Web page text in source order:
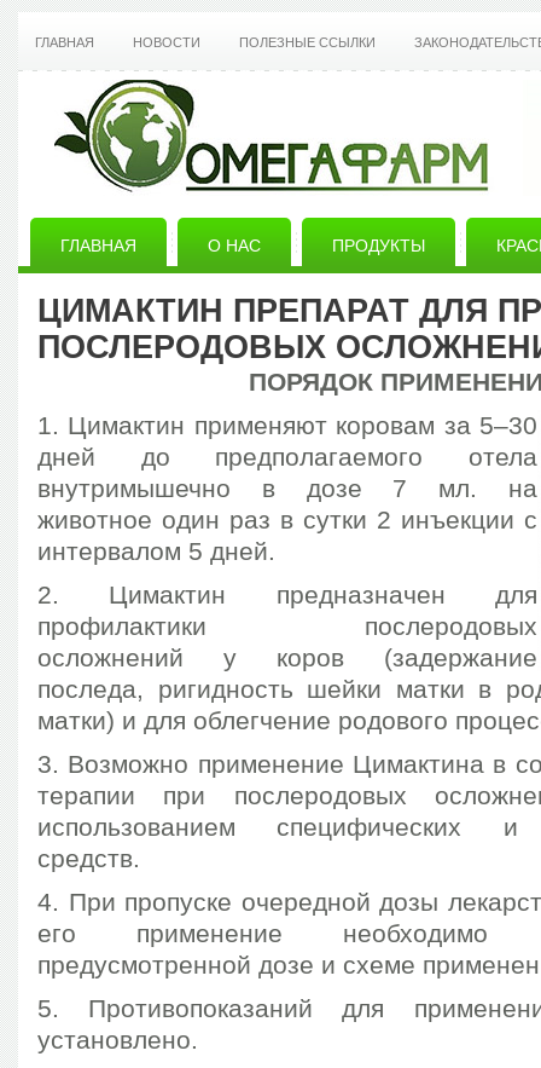
ГЛАВНАЯ НОВОСТИ ПОЛЕЗНЫЕ ССЫЛКИ
ГЛАВНАЯ О НАС ПРОДУКТЫ
РЕГИОНАЛЬНЫЕ ПРЕДСТАВИТЕЛИ
КОНТАКТЫ
ЛИЗУНЦЫ ДЛЯ КРС,МРС
ЦИМАКТИН ПРЕПАРАТ ДЛЯ
ПОСЛЕРОДОВЫХ
ПОРЯДОК
1. Цимактин применяют коровам за 5‒30
дней до предполагаемого отела
внутримышечно в дозе 7 мл. на
животное один раз в сутки 2 инъекции с
интервалом 5 дней.
2. Цимактин предназначен для
профилактики послеродовых
осложнений у коров (задержание
последа, ригидность шейки матки в
матки) и для облегчение родового
3. Возможно применение Цимактина в
терапии при послеродовых
использованием специфических и
средств.
4. При пропуске очередной дозы
его применение необходимо
предусмотренной дозе и схеме
5. Противопоказаний для
установлено.